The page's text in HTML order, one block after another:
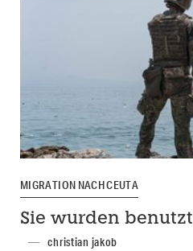
MIGRATION NACH CEUTA
Sie wurden benutzt
christian jakob